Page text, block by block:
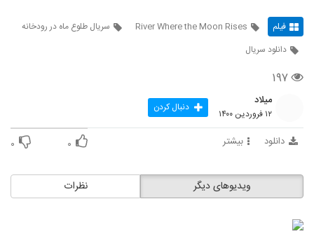
فیلم River Where the Moon Rises
سریال طلوع ماه در رودخانه
دانلود سریال
۱۹۷
میلاد
۱۲ فروردین ۱۴۰۰ دنبال کردن
دانلود بیشتر ۰ ۰
نظرات ویدیوهای دیگر